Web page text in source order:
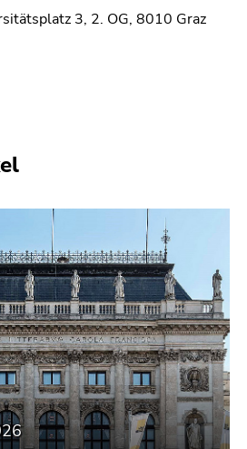
3, 2. OG, 8010 Graz